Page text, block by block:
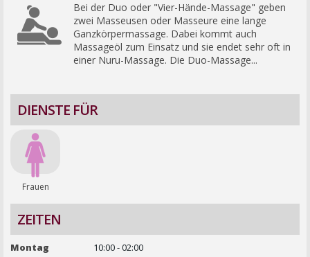
Bei der Duo oder "Vier-Hände-Massage" geben
zwei Masseusen oder Masseure eine lange
Ganzkörpermassage. Dabei kommt auch
Massageöl zum Einsatz und sie endet sehr oft in
einer Nuru-Massage. Die Duo-Massage...
DIENSTE FÜR
Frauen
ZEITEN
Montag
10:00 - 02:00